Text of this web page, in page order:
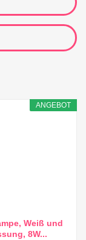
ANGEBOT
Weiß und
8W...